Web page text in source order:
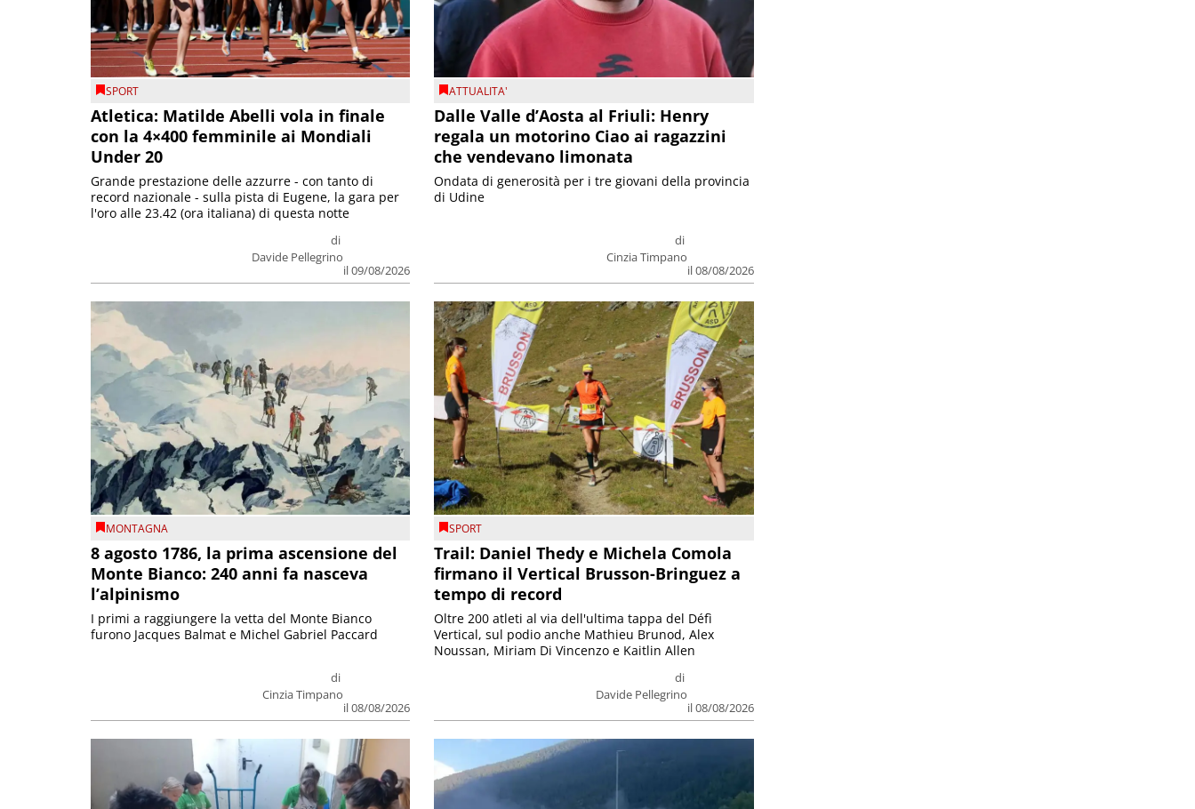
SPORT
Atletica: Matilde Abelli vola in finale
con la 4×400 femminile ai Mondiali
Under 20
di
Davide Pellegrino
il 09/08/2026
Grande prestazione delle azzurre - con tanto di
record nazionale - sulla pista di Eugene, la gara per
l'oro alle 23.42 (ora italiana) di questa notte
ATTUALITA'
Dalle Valle d’Aosta al Friuli: Henry
regala un motorino Ciao ai ragazzini
che vendevano limonata
di
Cinzia Timpano
il 08/08/2026
Ondata di generosità per i tre giovani della provincia
di Udine
MONTAGNA
8 agosto 1786, la prima ascensione del
Monte Bianco: 240 anni fa nasceva
l’alpinismo
di
Cinzia Timpano
il 08/08/2026
I primi a raggiungere la vetta del Monte Bianco
furono Jacques Balmat e Michel Gabriel Paccard
SPORT
Trail: Daniel Thedy e Michela Comola
firmano il Vertical Brusson-Bringuez a
tempo di record
di
Davide Pellegrino
il 08/08/2026
Oltre 200 atleti al via dell'ultima tappa del Défì
Vertical, sul podio anche Mathieu Brunod, Alex
Noussan, Miriam Di Vincenzo e Kaitlin Allen